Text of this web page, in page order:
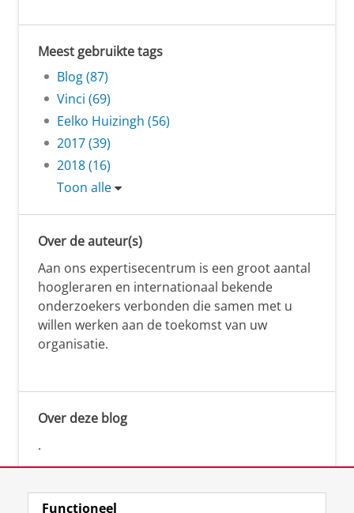
Meest gebruikte tags
Blog (87)
Vinci (69)
Eelko Huizingh (56)
2017 (39)
2018 (16)
Toon alle
Over de auteur(s)
Aan ons expertisecentrum is een groot aantal
hoogleraren en internationaal bekende
onderzoekers verbonden die samen met u
willen werken aan de toekomst van uw
organisatie.
Over deze blog
.
Functioneel